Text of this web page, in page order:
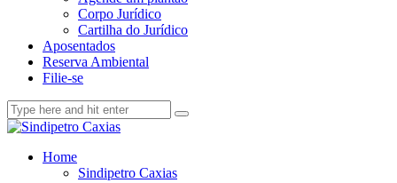
Corpo Jurídico
Cartilha do Jurídico
Aposentados
Reserva Ambiental
Filie-se
Home
Sindipetro Caxias